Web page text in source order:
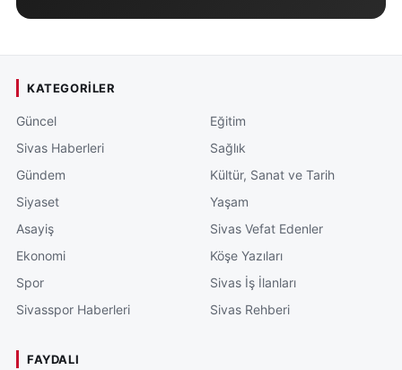
KATEGORILER
Güncel
Sivas Haberleri
Gündem
Siyaset
Asayiş
Ekonomi
Spor
Sivasspor Haberleri
Eğitim
Sağlık
Kültür, Sanat ve Tarih
Yaşam
Sivas Vefat Edenler
Köşe Yazıları
Sivas İş İlanları
Sivas Rehberi
FAYDALI